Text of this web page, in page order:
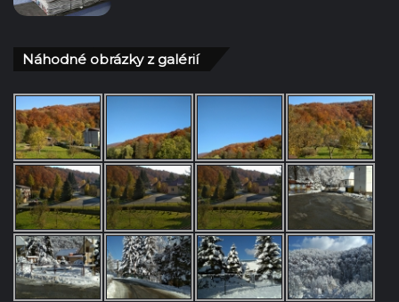
Náhodné obrázky z galérií